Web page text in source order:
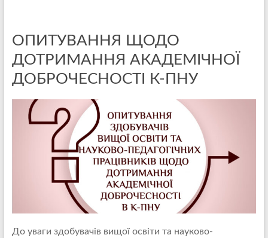
ОПИТУВАННЯ ЩОДО
ДОТРИМАННЯ АКАДЕМІЧНОЇ
ДОБРОЧЕСНОСТІ К-ПНУ
До уваги здобувачів вищої освіти та науково-